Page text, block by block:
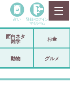
占い 登録• ログイン
マイルーム
面白ネタ
雑学
お金
動物 グルメ